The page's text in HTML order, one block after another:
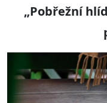
„Pobřežní